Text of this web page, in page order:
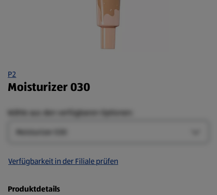
P2
Moisturizer 030
Wähle aus den verfügbaren Optionen:
Verfügbarkeit in der Filiale prüfen
Produktdetails